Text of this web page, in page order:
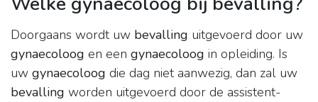
Doorgaans wordt uw bevalling uitgevoerd door uw
gynaecoloog en een gynaecoloog in opleiding. Is
uw gynaecoloog die dag niet aanwezig, dan zal uw
bevalling worden uitgevoerd door de assistent-